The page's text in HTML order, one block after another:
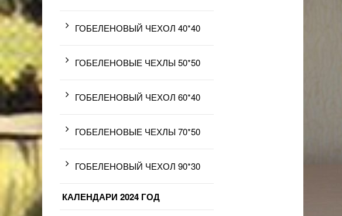
ГОБЕЛЕНОВЫЙ ЧЕХОЛ 40*40
ГОБЕЛЕНОВЫЕ ЧЕХЛЫ 50*50
ГОБЕЛЕНОВЫЙ ЧЕХОЛ 60*40
ГОБЕЛЕНОВЫЕ ЧЕХЛЫ 70*50
ГОБЕЛЕНОВЫЙ ЧЕХОЛ 90*30
КАЛЕНДАРИ 2024 ГОД